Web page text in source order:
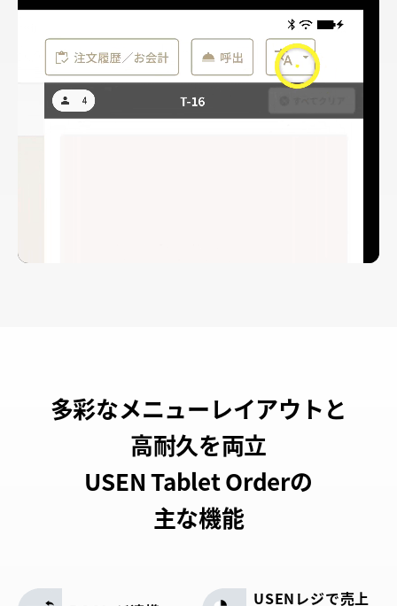
多彩なメニューレイアウトと
高耐久を両立
USEN Tablet Orderの
主な機能
USENレジで売上